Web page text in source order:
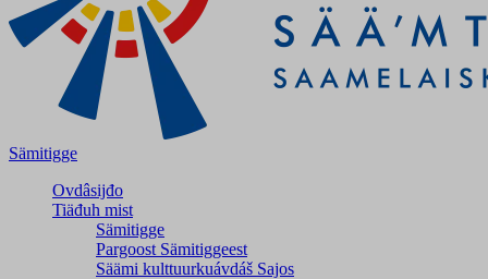
Sämitigge
Ovdâsijđo
Tiäđuh mist
Sämitigge
Pargoost Sämitiggeest
Säämi kulttuurkuávdáš Sajos